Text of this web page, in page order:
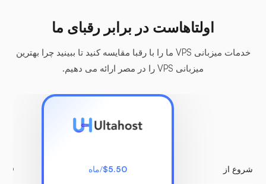
اولتاهاست در برابر رقبای ما
خدمات میزبانی VPS ما را با رقبا مقایسه کنید تا ببینید چرا بهترین
میزبانی VPS را در مصر ارائه می دهیم.
شروع از $5.50/ماه